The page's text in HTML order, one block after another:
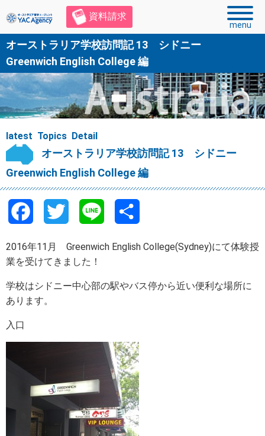
資料請求
menu
オーストラリア学校訪問記 13 シドニー
Greenwich English College 編
latest Topics Detail
オーストラリア学校訪問記 13 シドニー
Greenwich English College 編
c
e
k
i
t e
2016年11月 Greenwich English College(Sydney)にて体験授
業を受けてきました！
学校はシドニー中心部の駅やバス停から近い便利な場所に
あります。
入口